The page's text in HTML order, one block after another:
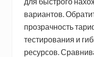
вариантов.
прозрачность
тестирования и
ресурсов.